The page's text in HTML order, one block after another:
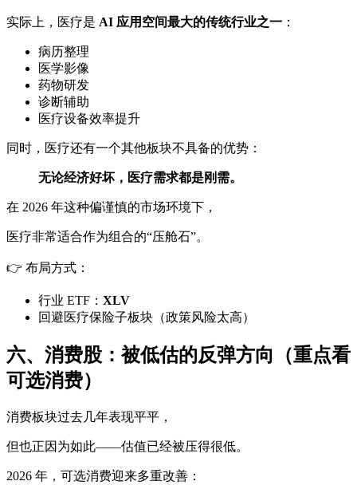
实际上，医疗是 AI 应用空间最大的传统行业之一 ：
病历整理
医学影像
药物研发
诊断辅助
医疗设备效率提升
同时，医疗还有一个其他板块不具备的优势：
无论经济好坏，医疗需求都是刚需。
在 2026 年这种偏谨慎的市场环境下，
医疗非常适合作为组合的“压舱石”。
👉 布局方式：
行业 ETF： XLV
回避医疗保险子板块（政策风险太高）
六、消费股：被低估的反弹方向（重点看
可选消费）
消费板块过去几年表现平平，
但也正因为如此——估值已经被压得很低。
2026 年，可选消费迎来多重改善：